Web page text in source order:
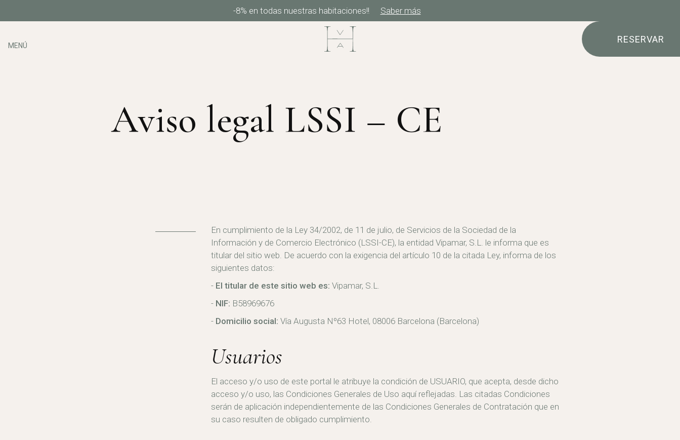
-8% en todas nuestras habitaciones!! Saber más
MENÚ
RESERVAR
Aviso legal LSSI – CE
En cumplimiento de la Ley 34/2002, de 11 de julio, de Servicios de la Sociedad de la
Información y de Comercio Electrónico (LSSI-CE), la entidad Vipamar, S.L. le informa que es
titular del sitio web. De acuerdo con la exigencia del artículo 10 de la citada Ley, informa de los
siguientes datos:
El titular de este sitio web es: Vipamar, S.L.
NIF: B58969676
Domicilio social: Vía Augusta Nº63 Hotel, 08006 Barcelona (Barcelona)
Usuarios
El acceso y/o uso de este portal le atribuye la condición de USUARIO, que acepta, desde dicho
acceso y/o uso, las Condiciones Generales de Uso aquí reflejadas. Las citadas Condiciones
serán de aplicación independientemente de las Condiciones Generales de Contratación que en
su caso resulten de obligado cumplimiento.